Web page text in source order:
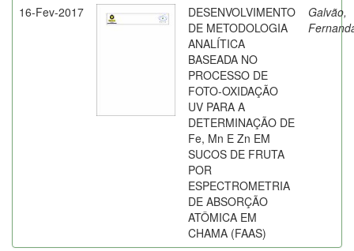
16-Fev-2017
DESENVOLVIMENTO
DE METODOLOGIA
ANALÍTICA
BASEADA NO
PROCESSO DE
FOTO-OXIDAÇÃO
UV PARA A
DETERMINAÇÃO DE
Fe, Mn E Zn EM
SUCOS DE FRUTA
POR
ESPECTROMETRIA
DE ABSORÇÃO
ATÔMICA EM
CHAMA (FAAS)
Galvão,